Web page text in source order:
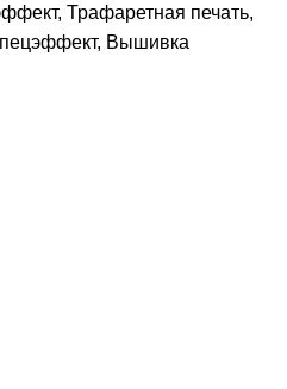
Трафаретная печать,
Вышивка